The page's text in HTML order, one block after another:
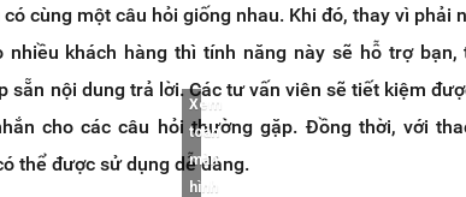
cùng một câu hỏi giống nhau. Khi đó, thay vì phải
khách hàng thì tính năng này sẽ hỗ trợ bạn,
sẵn nội dung trả lời. Các tư vấn viên sẽ tiết kiệm
cho các câu hỏi thường gặp. Đồng thời, với
thể được sử dụng dễ dàng.
Xem
toàn
màn
hình